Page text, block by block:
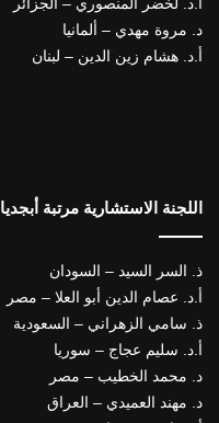
أ.د. لخضر المنصوري – الجزائر
د. مروة مهدي – ألمانيا
أ.د. هشام زين الدين – لبنان
اللجنة الاستشارية مرتبة أبجديا
ذ. السر السيد – السودان
أ.د. عصام الدين أبو العلا – مصر
ذ. سامي الزهراني – السعودية
أ.د. سليم عجاج – سوريا
د. محمد الخطيب – مصر
د. مهند العميدي – العراق